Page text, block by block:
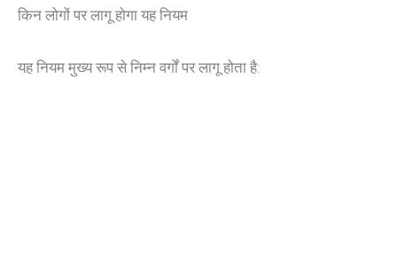
किन लोगों पर लागू होगा यह नियम
यह नियम मुख्य रूप से निम्न वर्गों पर लागू होता है: